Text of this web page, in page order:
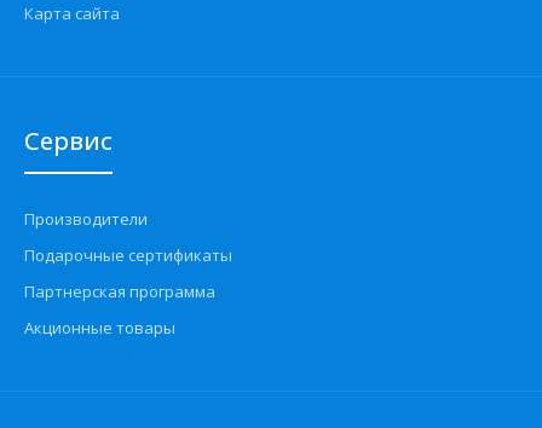
Карта сайта
Сервис
Производители
Подарочные сертификаты
Партнерская программа
Акционные товары